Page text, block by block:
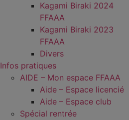
Kagami Biraki 2024
FFAAA
Kagami Biraki 2023
FFAAA
Divers
Infos pratiques
AIDE – Mon espace FFAAA
Aide – Espace licencié
Aide – Espace club
Spécial rentrée